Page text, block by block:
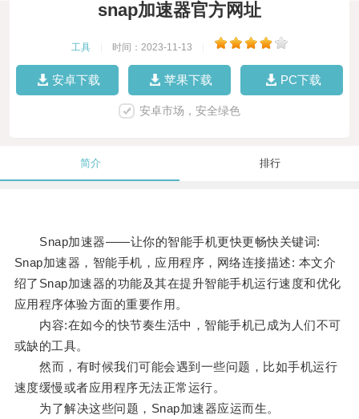
snap加速器官方网址
工具 时间：2023-11-13
安卓下载 苹果下载 PC下载
安卓市场，安全绿色
简介 排行
Snap加速器——让你的智能手机更快更畅快关键词:
Snap加速器，智能手机，应用程序，网络连接描述: 本文介
绍了Snap加速器的功能及其在提升智能手机运行速度和优化
应用程序体验方面的重要作用。
内容:在如今的快节奏生活中，智能手机已成为人们不可
或缺的工具。
然而，有时候我们可能会遇到一些问题，比如手机运行
速度缓慢或者应用程序无法正常运行。
为了解决这些问题，Snap加速器应运而生。